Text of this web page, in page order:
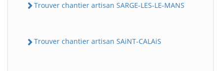
Trouver chantier artisan SARGE-LES-LE-MANS
Trouver chantier artisan SAiNT-CALAiS